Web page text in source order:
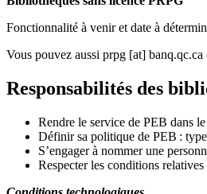
Fonctionnalité à venir et date à
Vous pouvez aussi prpg [at] banq.qc.ca
Responsabilités des
Rendre le service de PEB dans
Définir sa politique de PEB :
S’engager à nommer une
Respecter les conditions relatives